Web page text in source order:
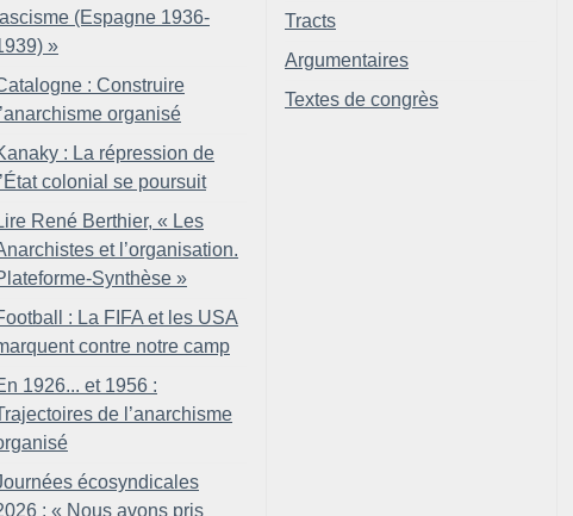
(Espagne 1936-
»
: Construire
organisé
: La répression de
colonial se poursuit
René Berthier, « Les
et l’organisation.
Synthèse »
: La FIFA et les USA
contre notre camp
1926... et 1956 :
de l’anarchisme
écosyndicales
: « Nous avons pris
Tracts
Argumentaires
Textes de congrès